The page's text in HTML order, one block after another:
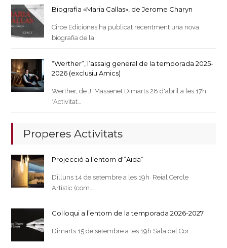
Biografia «Maria Callas», de Jerome Charyn
Circe Ediciones ha publicat recentment una nova
biografia de la…
“Werther”, l’assaig general de la temporada 2025-
2026 (exclusiu Amics)
Werther, de J. Massenet Dimarts 28 d'abril a les 17h
*Activitat…
Properes Activitats
Projecció a l’entorn d'”Aida”
Dilluns 14 de setembre a les 19h Reial Cercle
Artístic (com…
Col·loqui a l’entorn de la temporada 2026-2027
Dimarts 15 de setembre a les 19h Sala del Cor…